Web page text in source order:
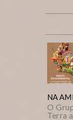
NA
O
Terra